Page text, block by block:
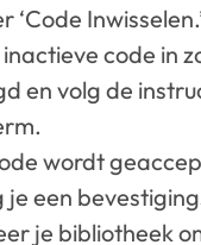
‘Code
code in
en volg de
wordt
je een
je bibliotheek